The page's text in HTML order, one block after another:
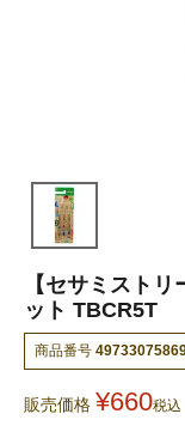
【セサミスト
ット TBCR5T
商品番号
販売価格 ¥660税込